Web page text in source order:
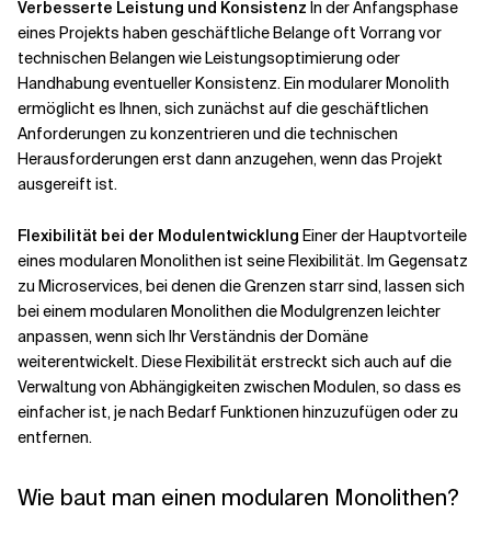
Verbesserte Leistung und Konsistenz In der Anfangsphase
eines Projekts haben geschäftliche Belange oft Vorrang vor
technischen Belangen wie Leistungsoptimierung oder
Handhabung eventueller Konsistenz. Ein modularer Monolith
ermöglicht es Ihnen, sich zunächst auf die geschäftlichen
Anforderungen zu konzentrieren und die technischen
Herausforderungen erst dann anzugehen, wenn das Projekt
ausgereift ist.
Flexibilität bei der Modulentwicklung Einer der Hauptvorteile
eines modularen Monolithen ist seine Flexibilität. Im Gegensatz
zu Microservices, bei denen die Grenzen starr sind, lassen sich
bei einem modularen Monolithen die Modulgrenzen leichter
anpassen, wenn sich Ihr Verständnis der Domäne
weiterentwickelt. Diese Flexibilität erstreckt sich auch auf die
Verwaltung von Abhängigkeiten zwischen Modulen, so dass es
einfacher ist, je nach Bedarf Funktionen hinzuzufügen oder zu
entfernen.
Wie baut man einen modularen Monolithen?